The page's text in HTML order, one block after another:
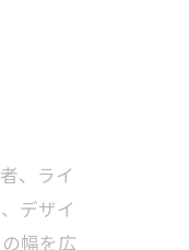
、ライ
デザイ
幅を広